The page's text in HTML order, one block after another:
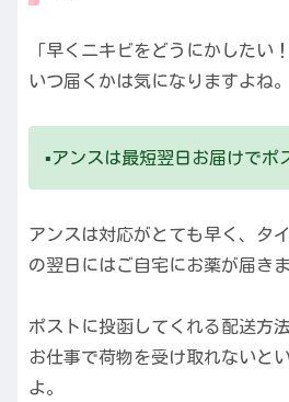
「早くニキビをどうにかしたい
いつ届くかは気になりますよね。
▪️アンスは最短翌日お届けでポ
アンスは対応がとても早く、タ
の翌日にはご自宅にお薬が届きま
ポストに投函してくれる配送方
お仕事で荷物を受け取れないと
よ。